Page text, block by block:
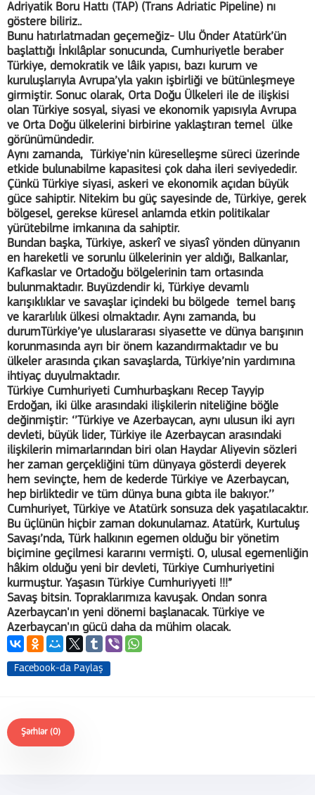
Adriyatik Boru Hattı (TAP) (Trans Adriatic Pipeline) nı
göstere biliriz..
Bunu hatırlatmadan geçemeğiz- Ulu Önder Atatürk’ün
başlattığı İnkılâplar sonucunda, Cumhuriyetle beraber
Türkiye, demokratik ve lâik yapısı, bazı kurum ve
kuruluşlarıyla Avrupa’yla yakın işbirliği ve bütünleşmeye
girmiştir. Sonuc olarak, Orta Doğu Ülkeleri ile de ilişkisi
olan Türkiye sosyal, siyasi ve ekonomik yapısıyla Avrupa
ve Orta Doğu ülkelerini birbirine yaklaştıran temel ülke
görünümündedir.
Aynı zamanda, Türkiye'nin küreselleşme süreci üzerinde
etkide bulunabilme kapasitesi çok daha ileri seviyededir.
Çünkü Türkiye siyasi, askeri ve ekonomik açıdan büyük
güce sahiptir. Nitekim bu güç sayesinde de, Türkiye, gerek
bölgesel, gerekse küresel anlamda etkin politikalar
yürütebilme imkanına da sahiptir.
Bundan başka, Türkiye, askerî ve siyasî yönden dünyanın
en hareketli ve sorunlu ülkelerinin yer aldığı, Balkanlar,
Kafkaslar ve Ortadoğu bölgelerinin tam ortasında
bulunmaktadır. Buyüzdendir ki, Türkiye devamlı
karışıklıklar ve savaşlar içindeki bu bölgede temel barış
ve kararlılık ülkesi olmaktadır. Aynı zamanda, bu
durumTürkiye’ye uluslararası siyasette ve dünya barışının
korunmasında ayrı bir önem kazandırmaktadır ve bu
ülkeler arasında çıkan savaşlarda, Türkiye’nin yardımına
ihtiyaç duyulmaktadır.
Türkiye Cumhuriyeti Cumhurbaşkanı Recep Tayyip
Erdoğan, iki ülke arasındaki ilişkilerin niteliğine böğle
değinmiştir: ‘’Türkiye ve Azerbaycan, aynı ulusun iki ayrı
devleti, büyük lider, Türkiye ile Azerbaycan arasındaki
ilişkilerin mimarlarından biri olan Haydar Aliyevin sözleri
her zaman gerçekliğini tüm dünyaya gösterdi deyerek
hem sevinçte, hem de kederde Türkiye ve Azerbaycan,
hep birliktedir ve tüm dünya buna gıbta ile bakıyor.’’
Cumhuriyet, Türkiye ve Atatürk sonsuza dek yaşatılacaktır.
Bu üçlünün hiçbir zaman dokunulamaz. Atatürk, Kurtuluş
Savaşı’nda, Türk halkının egemen olduğu bir yönetim
biçimine geçilmesi kararını vermişti. O, ulusal egemenliğin
hâkim olduğu yeni bir devleti, Türkiye Cumhuriyetini
kurmuştur. Yaşasın Türkiye Cumhuriyyeti !!!”
Savaş bitsin. Topraklarımıza kavuşak. Ondan sonra
Azerbaycan'ın yeni dönemi başlanacak. Türkiye ve
Azerbaycan'ın gücü daha da mühim olacak.
Facebook-da Paylaş
Şərhlər (0)